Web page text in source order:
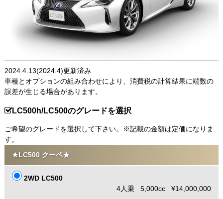
2024.4.13(2024.4)更新済み
車種とオプションの組み合わせにより、消費税の計算結果に端数の
誤差が生じる場合があります。
LC500h/LC500のグレードを選択
ご希望のグレードを選択して下さい。※記載の金額は定価になりま
す。
★LC500 クーペ★
2WD LC500
4人乗 5,000cc ¥14,000,000